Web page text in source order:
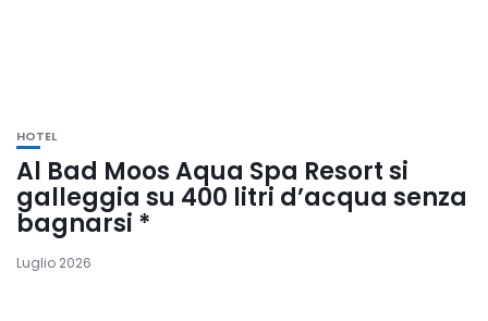
HOTEL
Al Bad Moos Aqua Spa Resort si
galleggia su 400 litri d’acqua senza
bagnarsi *
Luglio 2026